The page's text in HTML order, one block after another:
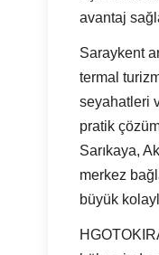
avantaj
Saraykent
termal
seyahatleri
pratik
Sarıkaya,
merkez
büyük